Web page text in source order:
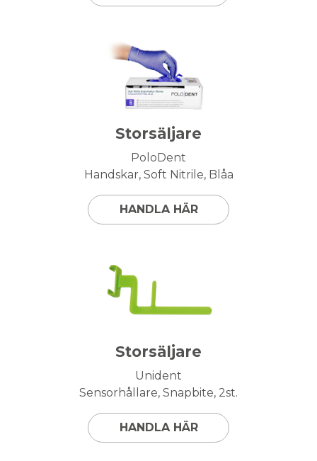
Storsäljare
PoloDent
Handskar, Soft Nitrile, Blåa
HANDLA HÄR
Storsäljare
Unident
Sensorhållare, Snapbite, 2st.
HANDLA HÄR